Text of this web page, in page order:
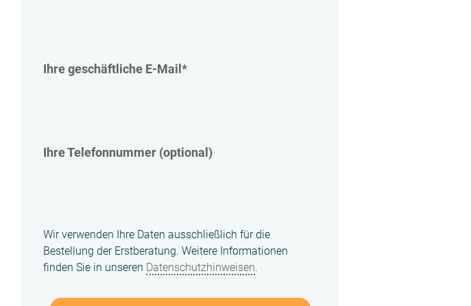
Ihre geschäftliche E-Mail *
Ihre Telefonnummer (optional)
Wir verwenden Ihre Daten ausschließlich für die
Bestellung der Erstberatung. Weitere Informationen
finden Sie in unseren Datenschutzhinweisen.